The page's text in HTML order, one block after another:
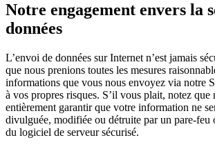
Notre engagement envers la
données
L’envoi de données sur Internet n’est jamais
que nous prenions toutes les mesures
informations que vous nous envoyez via notre
à vos propres risques. S’il vous plait, notez que
entièrement garantir que votre information ne
divulguée, modifiée ou détruite par un pare-
du logiciel de serveur sécurisé.